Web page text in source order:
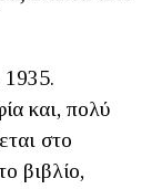
1935.
και, πολύ
στο
βιβλίο,